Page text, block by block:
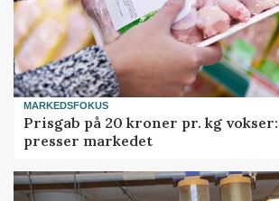
MARKEDSFOKUS
Prisgab på 20 kroner pr. kg
presser markedet